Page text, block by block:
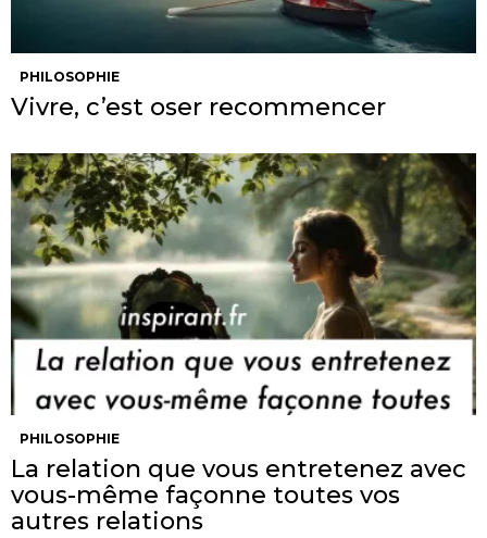
PHILOSOPHIE
Vivre, c’est oser recommencer
PHILOSOPHIE
La relation que vous entretenez avec
vous-même façonne toutes vos
autres relations